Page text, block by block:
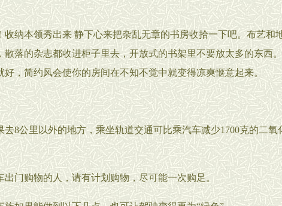
本领秀出来 静下心来把杂乱无章的书房收拾一下吧。布艺和
散落的杂志都收进柜子里去，开放式的书架里不要放太多的东西
好，简约风会使你的房间在不知不觉中就变得凉爽惬意起来。
里以外的地方，乘坐轨道交通可比乘汽车减少1700克的二氧
购物的人，请有计划购物，尽可能一次购足。